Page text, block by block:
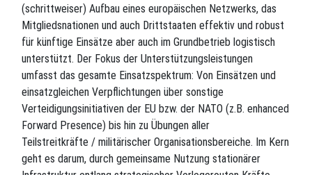
(schrittweiser) Aufbau eines europäischen Netzwerks, das
Mitgliedsnationen und auch Drittstaaten effektiv und robust
für künftige Einsätze aber auch im Grundbetrieb logistisch
unterstützt. Der Fokus der Unterstützungsleistungen
umfasst das gesamte Einsatzspektrum: Von Einsätzen und
einsatzgleichen Verpflichtungen über sonstige
Verteidigungsinitiativen der EU bzw. der NATO (z.B. enhanced
Forward Presence) bis hin zu Übungen aller
Teilstreitkräfte / militärischer Organisationsbereiche. Im Kern
geht es darum, durch gemeinsame Nutzung stationärer